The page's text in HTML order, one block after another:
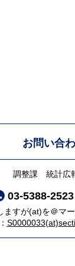
お問い合
調整課 統計広
03-5388-2523
ますが(at)を＠マ